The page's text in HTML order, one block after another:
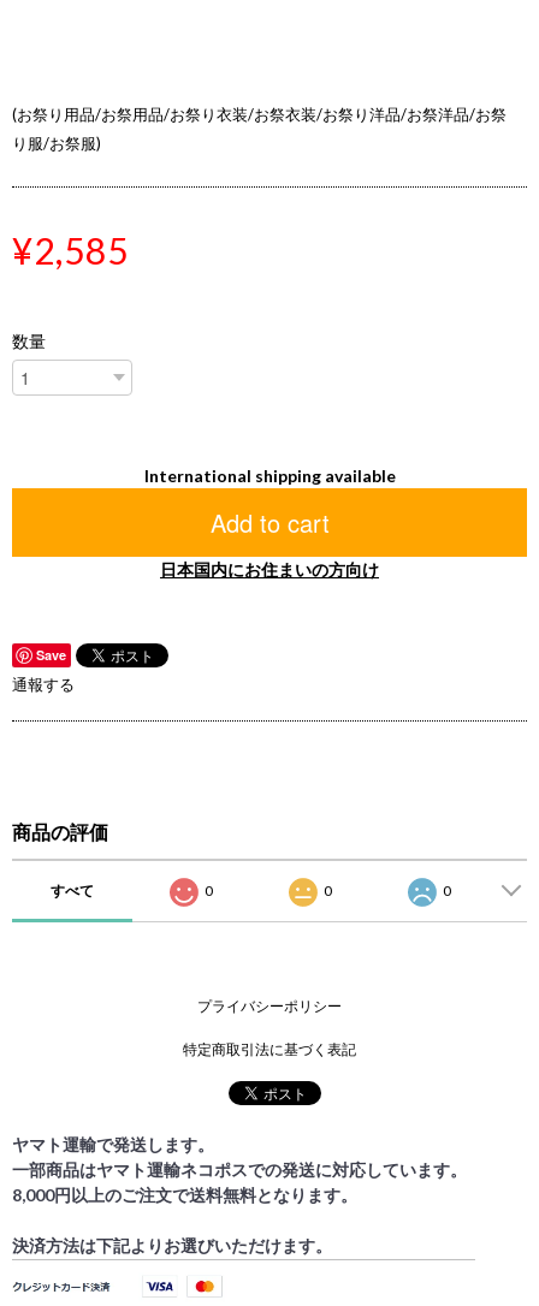
(お祭り用品/お祭用品/お祭り衣装/お祭衣装/お祭り洋品/お祭洋品/お祭
り服/お祭服)
¥2,585
数量
International shipping available
Add to cart
日本国内にお住まいの方向け
Save
通報する
商品の評価
すべて 0 0 0
プライバシーポリシー
特定商取引法に基づく表記
ヤマト運輸で発送します。
一部商品はヤマト運輸ネコポスでの発送に対応しています。
8,000円以上のご注文で送料無料となります。
決済方法は下記よりお選びいただけます。